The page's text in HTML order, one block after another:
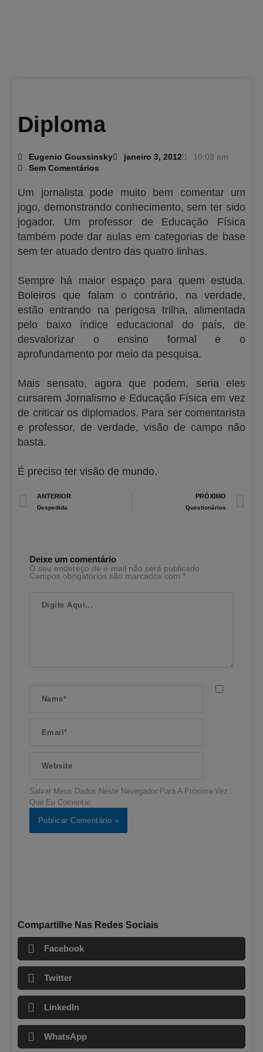
Diploma
Eugenio Goussinsky janeiro 3, 2012
10:08 am
Sem Comentários
Um jornalista pode muito bem comentar um
jogo, demonstrando conhecimento, sem ter sido
jogador. Um professor de Educação Física
também pode dar aulas em categorias de base
sem ter atuado dentro das quatro linhas.
Sempre há maior espaço para quem estuda.
Boleiros que falam o contrário, na verdade,
estão entrando na perigosa trilha, alimentada
pelo baixo índice educacional do país, de
desvalorizar o ensino formal e o
aprofundamento por meio da pesquisa.
Mais sensato, agora que podem, seria eles
cursarem Jornalismo e Educação Física em vez
de criticar os diplomados. Para ser comentarista
e professor, de verdade, visão de campo não
basta.
É preciso ter visão de mundo.
Prev
ANTERIOR
Despedida
PRÓXIMO
Questionários
Deixe um comentário
O seu endereço de e-mail não será publicado.
Campos obrigatórios são marcados com *
Aqui...
Salvar Meus Dados Neste Navegador Para A Próxima Vez
Que Eu Comentar.
Compartilhe Nas Redes Sociais
Facebook
Twitter
LinkedIn
WhatsApp